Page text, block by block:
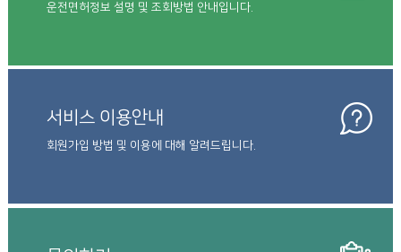
운전면허정보 설명 및 조회방법 안내입니다.
서비스 이용안내
회원가입 방법 및 이용에 대해 알려드립니다.